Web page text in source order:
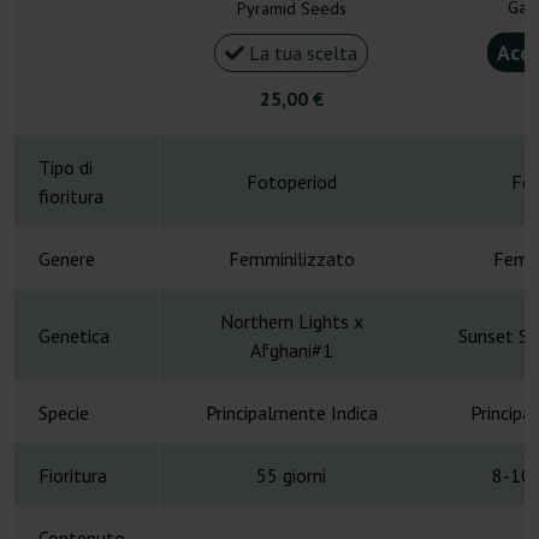
Pyramid Seeds
La tua scelta
25,00 €
Tipo di
fioritura
Fotoperiod
Genere Femminilizzato
Genetica
Northern Lights x
Afghani#1
Sunset
Specie Principalmente Indica
Fioritura 55 giorni 8-10